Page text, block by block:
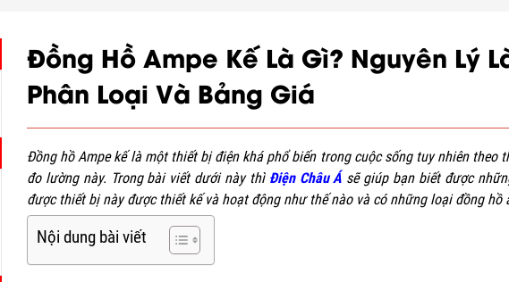
Đồng Hồ Ampe Kế Là Gì? Nguyên Lý
Phân Loại Và Bảng Giá
Đồng hồ Ampe kế là một thiết bị điện khá phổ biến trong cuộc sống tuy nhiên
đo lường này. Trong bài viết dưới này thì Điện Châu Á sẽ giúp bạn biết được
được thiết bị này được thiết kế và hoạt động như thế nào và có những loại đồng hồ
Nội dung bài viết